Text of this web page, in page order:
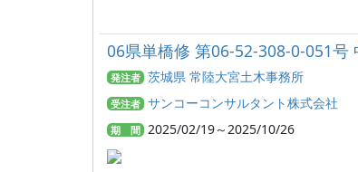
06県単橋修 第06-52-308-0-051
発注者 茨城県 常陸大宮土木事務所
受注者 サンコーコンサルタント株式会社
期 間 2025/02/19～2025/10/26